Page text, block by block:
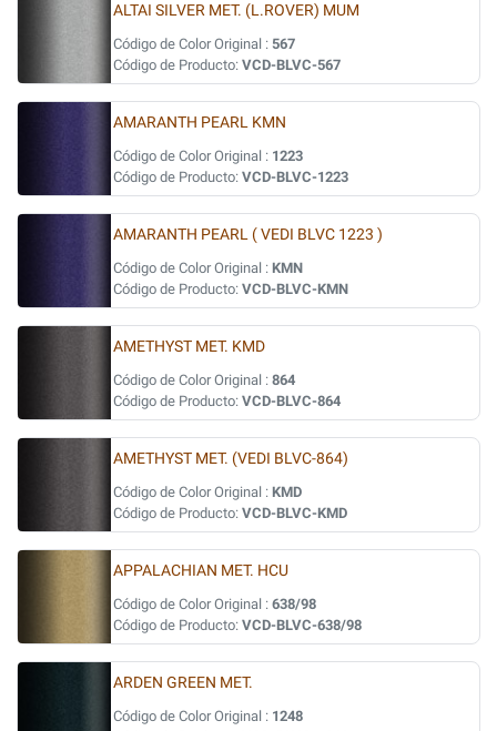
ALTAI SILVER MET. (L.ROVER) MUM
Código de Color Original : 567
Código de Producto: VCD-BLVC-567
AMARANTH PEARL KMN
Código de Color Original : 1223
Código de Producto: VCD-BLVC-1223
AMARANTH PEARL ( VEDI BLVC 1223 )
Código de Color Original : KMN
Código de Producto: VCD-BLVC-KMN
AMETHYST MET. KMD
Código de Color Original : 864
Código de Producto: VCD-BLVC-864
AMETHYST MET. (VEDI BLVC-864)
Código de Color Original : KMD
Código de Producto: VCD-BLVC-KMD
APPALACHIAN MET. HCU
Código de Color Original : 638/98
Código de Producto: VCD-BLVC-638/98
ARDEN GREEN MET.
Código de Color Original : 1248